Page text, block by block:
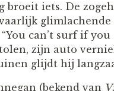
broeit iets. De
can’t surf if you
zijn auto
glijdt hij
(bekend van